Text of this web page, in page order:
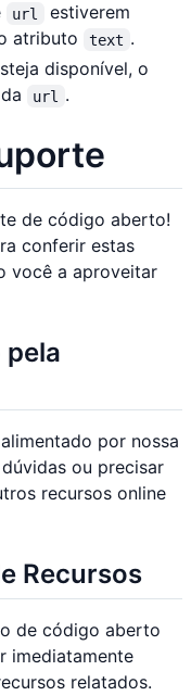
url
estiverem
atributo text .
disponível, o
url .
de código aberto!
conferir estas
você a aproveitar
por nossa
ou precisar
recursos online
Recursos
de código aberto
imediatamente
relatados.